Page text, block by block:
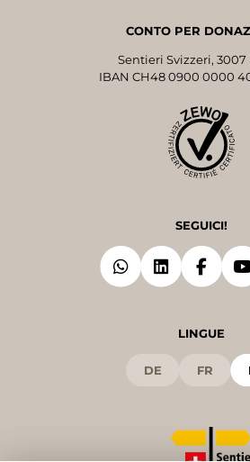
CONTO PER
Sentieri Svizzeri, 3007
IBAN CH48 0900 0000
SEGUICI!
LINGUE
DE FR